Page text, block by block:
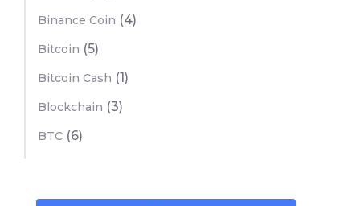
Binance Coin (4)
Bitcoin (5)
Bitcoin Cash (1)
Blockchain (3)
BTC (6)